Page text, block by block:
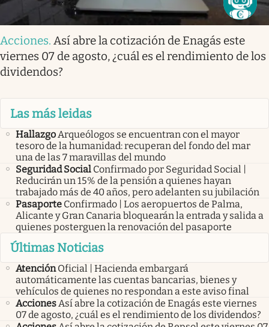
Acciones. Así abre la cotización de Enagás este
viernes 07 de agosto, ¿cuál es el rendimiento de los
dividendos?
Las más leidas
HallazgoArqueólogos se encuentran con el mayor
tesoro de la humanidad: recuperan del fondo del mar
una de las 7 maravillas del mundo
Seguridad Social Confirmado por Seguridad Social |
Reducirán un 15% de la pensión a quienes hayan
trabajado más de 40 años, pero adelanten su jubilación
Pasaporte Confirmado | Los aeropuertos de Palma,
Alicante y Gran Canaria bloquearán la entrada y salida a
quienes posterguen la renovación del pasaporte
Últimas Noticias
Atención Oficial | Hacienda embargará
automáticamente las cuentas bancarias, bienes y
vehículos de quienes no respondan a este aviso final
AccionesAsí abre la cotización de Enagás este viernes
07 de agosto, ¿cuál es el rendimiento de los dividendos?